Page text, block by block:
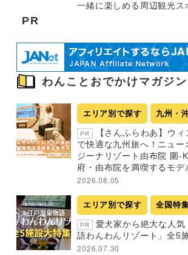
一緒に楽しめる周辺観光ス
PR
わんことおでかけマガジン
エリア別で探す 九州・
PR
【さんふらわあ】ウィ
で快適な九州旅へ！ニュー
ジーナリゾート由布院 圍-
府・由布院を満喫するモデ
2026.08.05
エリア別で探す 全国特
PR
愛犬家から絶大な人気
語わんわんリゾート」全5
2026.07.30